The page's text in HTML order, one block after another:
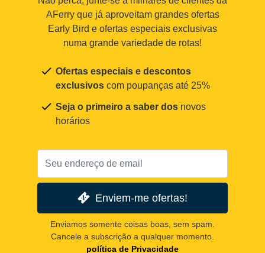
AFerry que já aproveitam grandes ofertas
Early Bird e ofertas especiais exclusivas
numa grande variedade de rotas!
Ofertas especiais e descontos
exclusivos com poupanças até 25%
Seja o primeiro a saber dos novos
horários
Enviem-me ofertas!
Enviamos somente coisas boas, sem spam.
Cancele a subscrição a qualquer momento.
política de Privacidade